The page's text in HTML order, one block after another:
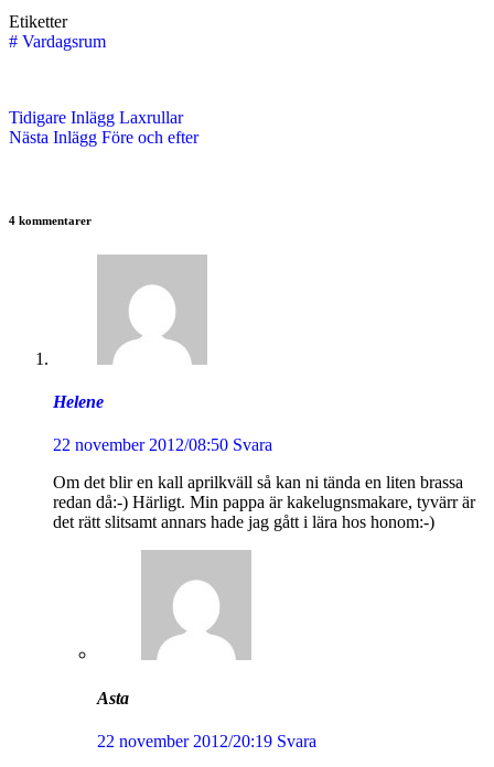
Etiketter
# Vardagsrum
Tidigare Inlägg Laxrullar
Nästa Inlägg Före och efter
4 kommentarer
Helene
22 november 2012/08:50 Svara
Om det blir en kall aprilkväll så kan ni tända en liten brassa
redan då:-) Härligt. Min pappa är kakelugnsmakare, tyvärr är
det rätt slitsamt annars hade jag gått i lära hos honom:-)
Asta
22 november 2012/20:19 Svara